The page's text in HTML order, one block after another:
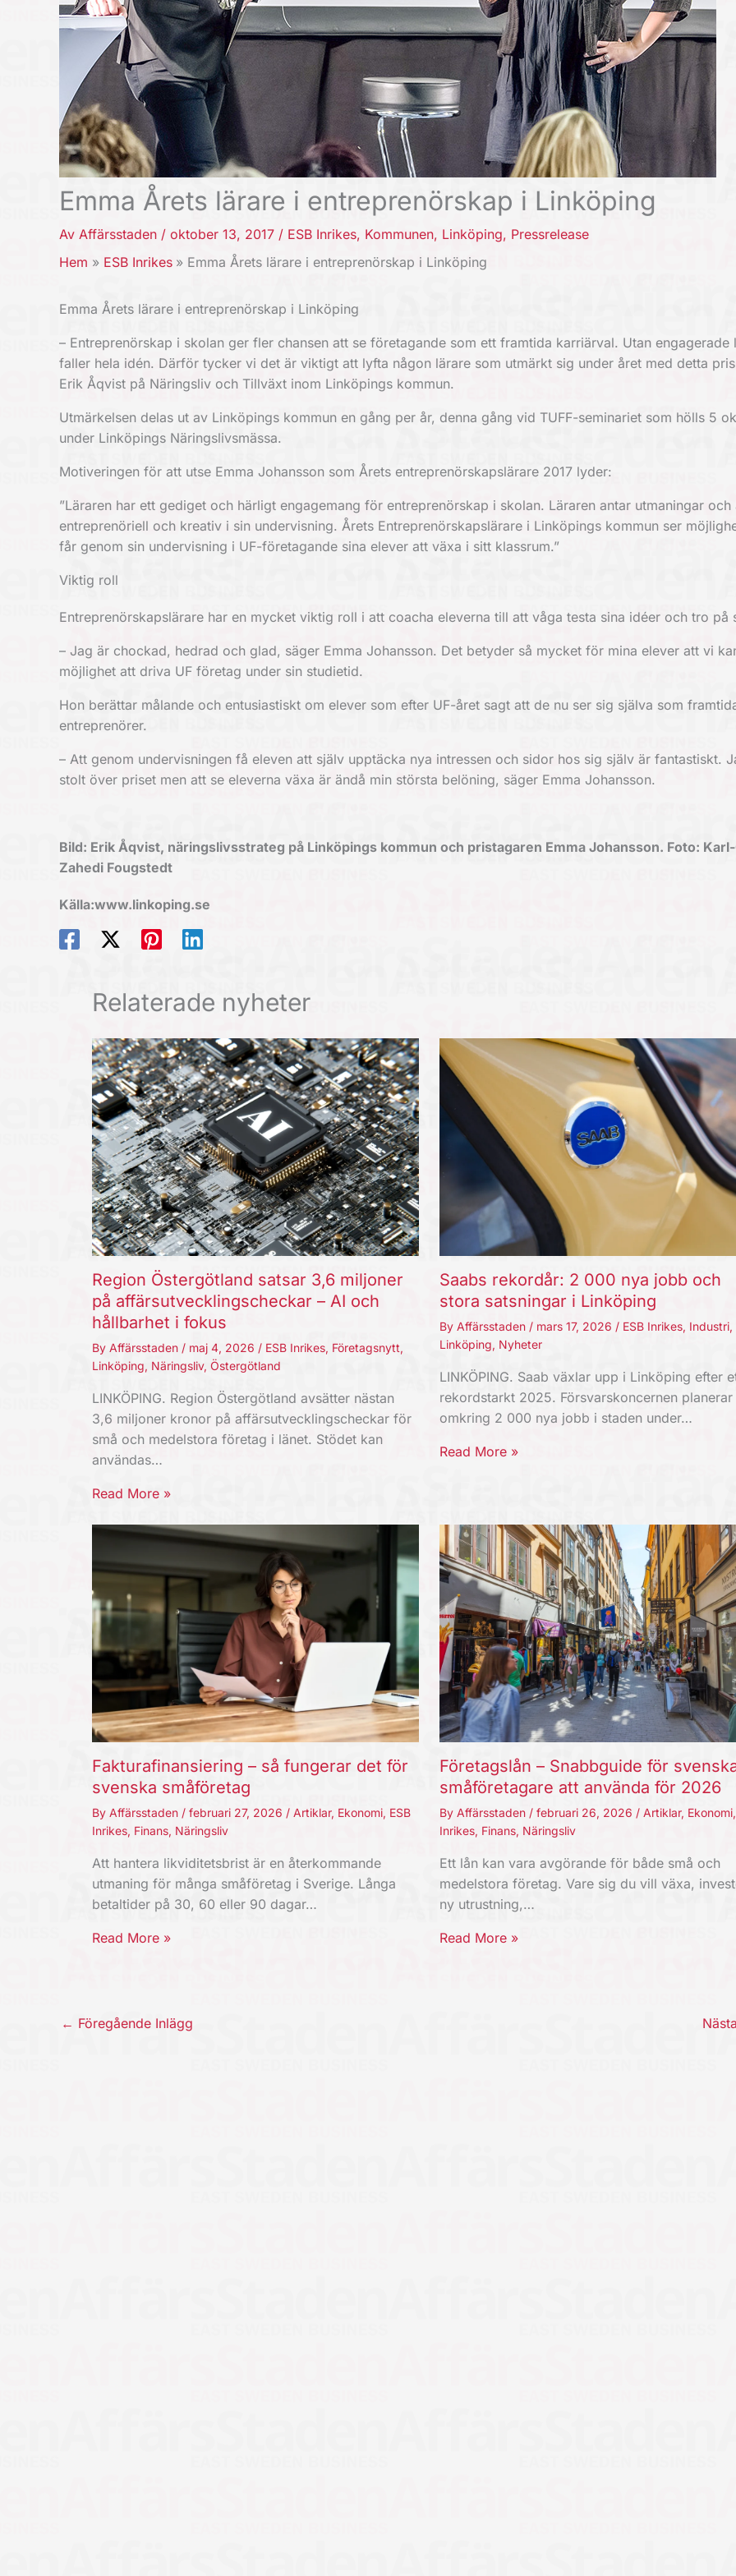
Emma Årets lärare i entreprenörskap i Linköping
Av Affärsstaden / oktober 13, 2017 / ESB Inrikes, Kommunen, Linköping, Pressrelease
Hem
ESB Inrikes Emma Årets lärare i entreprenörskap i Linköping
Emma Årets lärare i entreprenörskap i Linköping
– Entreprenörskap i skolan ger fler chansen att se företagande som ett framtida karriärval. Utan engagerade
faller hela idén. Därför tycker vi det är viktigt att lyfta någon lärare som utmärkt sig under året med detta
Erik Åqvist på Näringsliv och Tillväxt inom Linköpings kommun.
Utmärkelsen delas ut av Linköpings kommun en gång per år, denna gång vid TUFF-seminariet som hölls 5
under Linköpings Näringslivsmässa.
Motiveringen för att utse Emma Johansson som Årets entreprenörskapslärare 2017 lyder:
”Läraren har ett gediget och härligt engagemang för entreprenörskap i skolan. Läraren antar utmaningar och
entreprenöriell och kreativ i sin undervisning. Årets Entreprenörskapslärare i Linköpings kommun ser
får genom sin undervisning i UF-företagande sina elever att växa i sitt klassrum.”
Viktig roll
Entreprenörskapslärare har en mycket viktig roll i att coacha eleverna till att våga testa sina idéer och tro på
– Jag är chockad, hedrad och glad, säger Emma Johansson. Det betyder så mycket för mina elever att vi
möjlighet att driva UF företag under sin studietid.
Hon berättar målande och entusiastiskt om elever som efter UF-året sagt att de nu ser sig själva som
entreprenörer.
– Att genom undervisningen få eleven att själv upptäcka nya intressen och sidor hos sig själv är fantastiskt.
stolt över priset men att se eleverna växa är ändå min största belöning, säger Emma Johansson.
Bild: Erik Åqvist, näringslivsstrateg på Linköpings kommun och pristagaren Emma Johansson. Foto:
Zahedi Fougstedt
Källa:www.linkoping.se
Relaterade nyheter
Region Östergötland satsar 3,6 miljoner
på affärsutvecklingscheckar – AI och
hållbarhet i fokus
By Affärsstaden / maj 4, 2026 / ESB Inrikes, Företagsnytt,
Linköping, Näringsliv, Östergötland
LINKÖPING. Region Östergötland avsätter nästan
3,6 miljoner kronor på affärsutvecklingscheckar för
små och medelstora företag i länet. Stödet kan
användas…
Read More »
Saabs rekordår: 2 000 nya jobb och
stora satsningar i Linköping
By Affärsstaden / mars 17, 2026 / ESB Inrikes, Industri,
Linköping, Nyheter
LINKÖPING. Saab växlar upp i Linköping efter
rekordstarkt 2025. Försvarskoncernen planerar
omkring 2 000 nya jobb i staden under…
Read More »
Fakturafinansiering – så fungerar det för
svenska småföretag
By Affärsstaden / februari 27, 2026 / Artiklar, Ekonomi, ESB
Inrikes, Finans, Näringsliv
Att hantera likviditetsbrist är en återkommande
utmaning för många småföretag i Sverige. Långa
betaltider på 30, 60 eller 90 dagar…
Read More »
Företagslån – Snabbguide för
småföretagare att använda för 2026
By Affärsstaden / februari 26, 2026 / Artiklar, Ekonomi
Inrikes, Finans, Näringsliv
Ett lån kan vara avgörande för både små och
medelstora företag. Vare sig du vill växa,
ny utrustning,…
Read More »
← Föregående Inlägg